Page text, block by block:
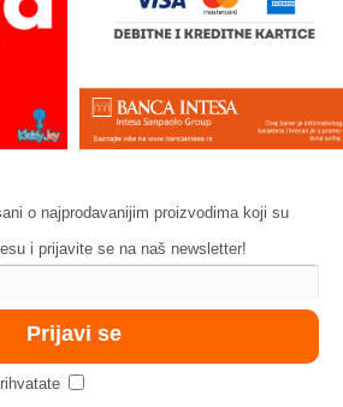
o najprodavanijim proizvodima koji su
i prijavite se na naš newsletter!